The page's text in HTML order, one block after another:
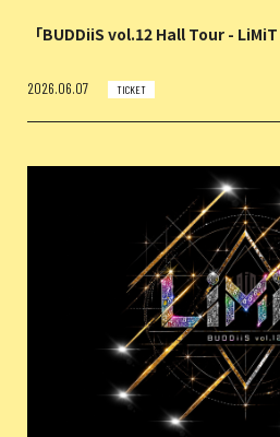
「BUDDiiS vol.12 Hall Tour - LiMiT
2026.06.07 TICKET